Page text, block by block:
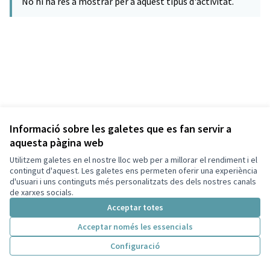
Informació sobre les galetes que es fan servir a
aquesta pàgina web
Utilitzem galetes en el nostre lloc web per a millorar el rendiment i el
contingut d'aquest. Les galetes ens permeten oferir una experiència
d'usuari i uns continguts més personalitzats des dels nostres canals
de xarxes socials.
Acceptar totes
Acceptar només les essencials
Configuració
Termes i condicions d'ús
Configuració de les galetes
Decidim Sant Cugat a X
(Enllaç extern)
Decidim Sant Cugat a Facebook
Decidim Sant Cugat a Instagram
Decidim Sant Cugat a GitHub
(Enllaç extern)
Web creada ambprogramari lliure .
Amb
(Enllaç